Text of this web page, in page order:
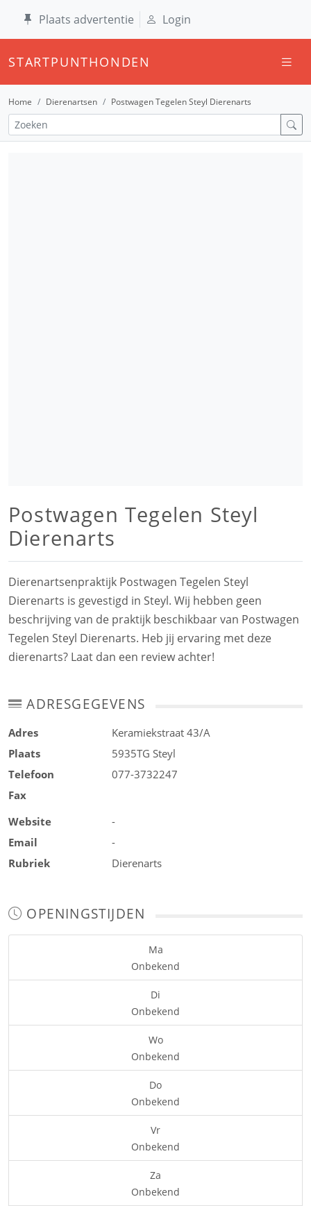
Plaats advertentie Login
STARTPUNTHONDEN
Home Dierenartsen Postwagen Tegelen Steyl Dierenarts
Postwagen Tegelen Steyl
Dierenarts
Dierenartsenpraktijk Postwagen Tegelen Steyl
Dierenarts is gevestigd in Steyl. Wij hebben geen
beschrijving van de praktijk beschikbaar van Postwagen
Tegelen Steyl Dierenarts. Heb jij ervaring met deze
dierenarts? Laat dan een review achter!
ADRESGEGEVENS
Adres
Keramiekstraat 43/A
Plaats
5935TG Steyl
Telefoon
077-3732247
Fax
Website
-
Email
-
Rubriek
Dierenarts
OPENINGSTIJDEN
Ma
Onbekend
Di
Onbekend
Wo
Onbekend
Do
Onbekend
Vr
Onbekend
Za
Onbekend